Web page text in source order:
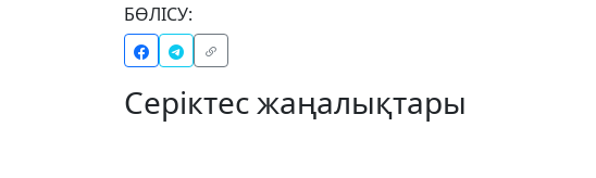
БӨЛІСУ:
Серіктес жаңалықтары